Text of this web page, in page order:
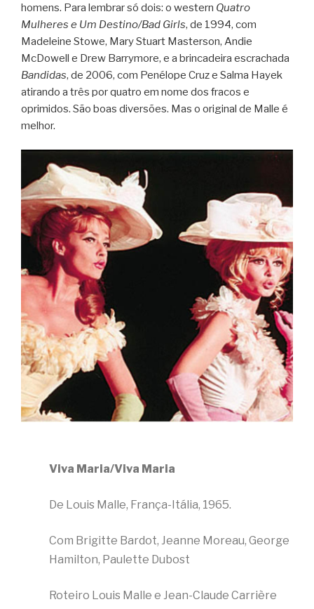
homens. Para lembrar só dois: o western Quatro
Mulheres e Um Destino/Bad Girls, de 1994, com
Madeleine Stowe, Mary Stuart Masterson, Andie
McDowell e Drew Barrymore, e a brincadeira escrachada
Bandidas, de 2006, com Penélope Cruz e Salma Hayek
atirando a três por quatro em nome dos fracos e
oprimidos. São boas diversões. Mas o original de Malle é
melhor.
Viva Maria/Viva Maria
De Louis Malle, França-Itália, 1965.
Com Brigitte Bardot, Jeanne Moreau, George
Hamilton, Paulette Dubost
Roteiro Louis Malle e Jean-Claude Carrière